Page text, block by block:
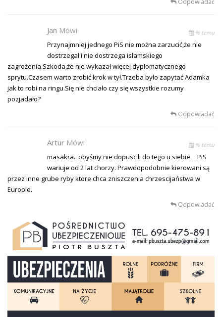
Jan Mówi % temu
Przynajmniej jednego PiS nie można zarzucić,że nie
dostrzegał i nie dostrzega islamskiego
zagrożenia.Szkoda,że nie wykazał więcej dyplomatycznego
sprytu.Czasem warto zrobić krok w tył.Trzeba było zapytać Adamka
jak to robi na ringu.Się nie chciało czy się wszystkie rozumy
pozjadało?
Odpowiadać
Artur Mówi % temu
masakra.. obyśmy nie dopuscili do tego u siebie… PiS
wariuje od 2 lat chorzy. Prawdopodobnie kierowani są
przez inne grube ryby ktore chca zniszczenia chrzescijaństwa w
Europie.
Odpowiadać